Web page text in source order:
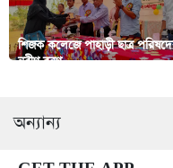
শিজক কলেজে পাহাড়ী ছাত্র
নবীণ বরণ
অন্যান্য